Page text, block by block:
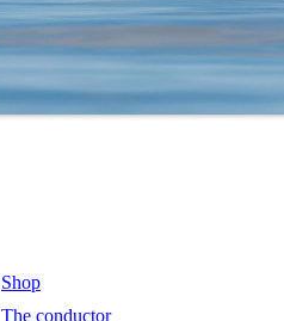
Shop
The conductor